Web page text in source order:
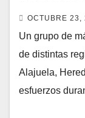
OCTUBRE 23,
Un grupo de
de distintas
Alajuela,
esfuerzos